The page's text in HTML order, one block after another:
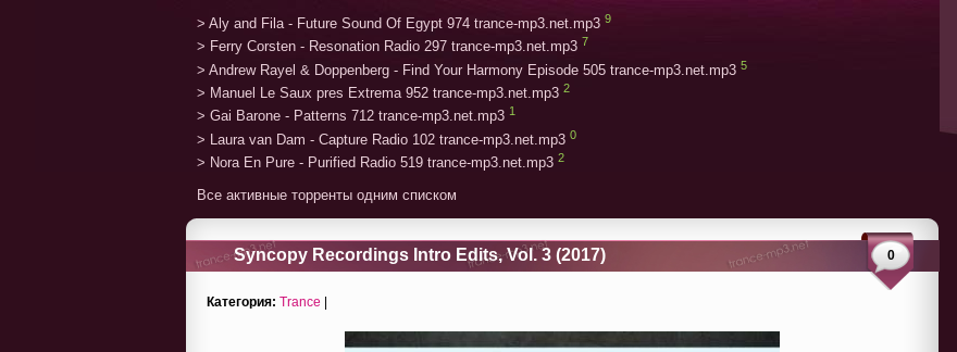
> Aly and Fila - Future Sound Of Egypt 974 trance-mp3.net.mp3 9
> Ferry Corsten - Resonation Radio 297 trance-mp3.net.mp3 7
> Andrew Rayel & Doppenberg - Find Your Harmony Episode 505 trance-mp3.net.mp3 5
> Manuel Le Saux pres Extrema 952 trance-mp3.net.mp3 2
> Gai Barone - Patterns 712 trance-mp3.net.mp3 1
> Laura van Dam - Capture Radio 102 trance-mp3.net.mp3 0
> Nora En Pure - Purified Radio 519 trance-mp3.net.mp3 2
Все активные торренты одним списком
Syncopy Recordings Intro Edits, Vol. 3 (2017) 0
Категория: Trance |